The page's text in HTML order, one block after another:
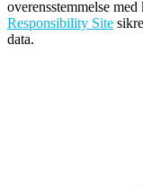
overensstemmelse med
Responsibility Site
data.